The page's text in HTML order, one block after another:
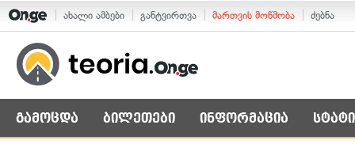
ახალი ამბები განტვირთვა მართვის მოწმობა ძებნა
გამოცდა ბილეთები ინფორმაცია